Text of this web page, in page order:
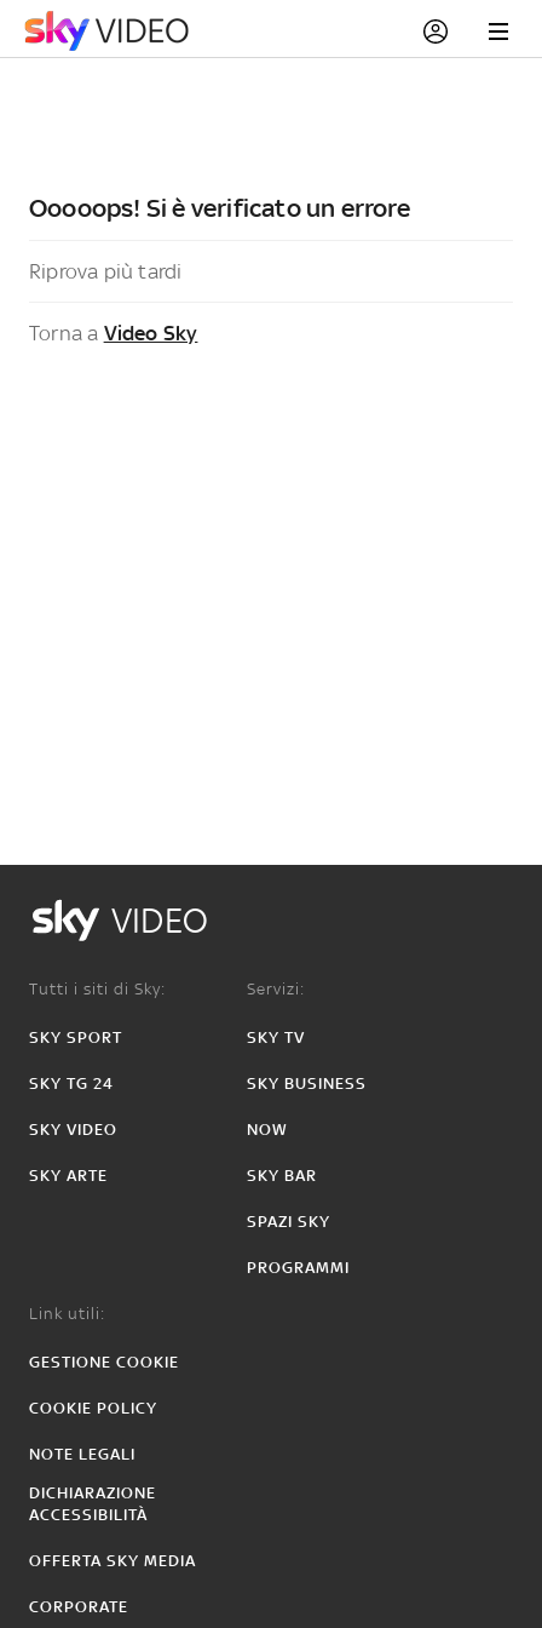
Ooooops! Si è verificato un errore
Riprova più tardi
Torna a Video Sky
VIDEO
Tutti i siti di Sky:
SKY SPORT
SKY TG 24
SKY VIDEO
SKY ARTE
Servizi:
SKY TV
SKY BUSINESS
NOW
SKY BAR
SPAZI SKY
PROGRAMMI
Link utili:
GESTIONE COOKIE
COOKIE POLICY
NOTE LEGALI
DICHIARAZIONE
ACCESSIBILITÀ
OFFERTA SKY MEDIA
CORPORATE